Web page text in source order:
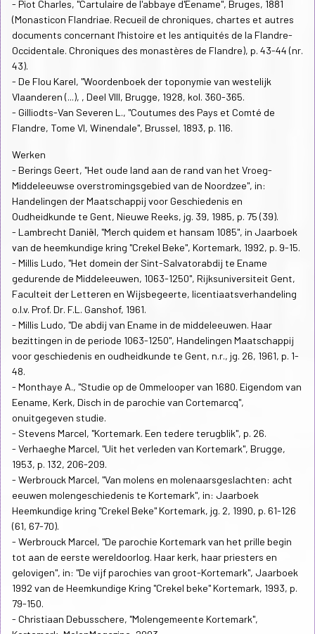
- Piot Charles, "Cartulaire de l'abbaye d'Eename", Bruges, 1881
(Monasticon Flandriae. Recueil de chroniques, chartes et autres
documents concernant l’histoire et les antiquités de la Flandre-
Occidentale. Chroniques des monastères de Flandre), p. 43-44 (nr.
43).
- De Flou Karel, "Woordenboek der toponymie van westelijk
Vlaanderen (...), , Deel VIII, Brugge, 1928, kol. 360-365.
- Gilliodts-Van Severen L., "Coutumes des Pays et Comté de
Flandre, Tome VI, Winendale", Brussel, 1893, p. 116.
Werken
- Berings Geert, "Het oude land aan de rand van het Vroeg-
Middeleeuwse overstromingsgebied van de Noordzee", in:
Handelingen der Maatschappij voor Geschiedenis en
Oudheidkunde te Gent, Nieuwe Reeks, jg. 39, 1985, p. 75 (39).
- Lambrecht Daniël, "Merch quidem et hansam 1085", in Jaarboek
van de heemkundige kring "Crekel Beke", Kortemark, 1992, p. 9-15.
- Millis Ludo, "Het domein der Sint-Salvatorabdij te Ename
gedurende de Middeleeuwen, 1063-1250", Rijksuniversiteit Gent,
Faculteit der Letteren en Wijsbegeerte, licentiaatsverhandeling
o.l.v. Prof. Dr. F.L. Ganshof, 1961.
- Millis Ludo, "De abdij van Ename in de middeleeuwen. Haar
bezittingen in de periode 1063-1250", Handelingen Maatschappij
voor geschiedenis en oudheidkunde te Gent, n.r., jg. 26, 1961, p. 1-
48.
- Monthaye A., "Studie op de Ommelooper van 1680. Eigendom van
Eename, Kerk, Disch in de parochie van Cortemarcq",
onuitgegeven studie.
- Stevens Marcel, "Kortemark. Een tedere terugblik", p. 26.
- Verhaeghe Marcel, "Uit het verleden van Kortemark", Brugge,
1953, p. 132, 206-209.
- Werbrouck Marcel, "Van molens en molenaarsgeslachten: acht
eeuwen molengeschiedenis te Kortemark", in: Jaarboek
Heemkundige kring "Crekel Beke" Kortemark, jg. 2, 1990, p. 61-126
(61, 67-70).
- Werbrouck Marcel, "De parochie Kortemark van het prille begin
tot aan de eerste wereldoorlog. Haar kerk, haar priesters en
gelovigen", in: "De vijf parochies van groot-Kortemark", Jaarboek
1992 van de Heemkundige Kring "Crekel beke" Kortemark, 1993, p.
79-150.
- Christiaan Debusschere, "Molengemeente Kortemark",